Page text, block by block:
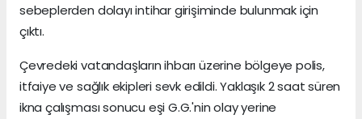
sebeplerden dolayı intihar girişiminde bulunmak için
çıktı.
Çevredeki vatandaşların ihbarı üzerine bölgeye polis,
itfaiye ve sağlık ekipleri sevk edildi. Yaklaşık 2 saat süren
ikna çalışması sonucu eşi G.G.'nin olay yerine